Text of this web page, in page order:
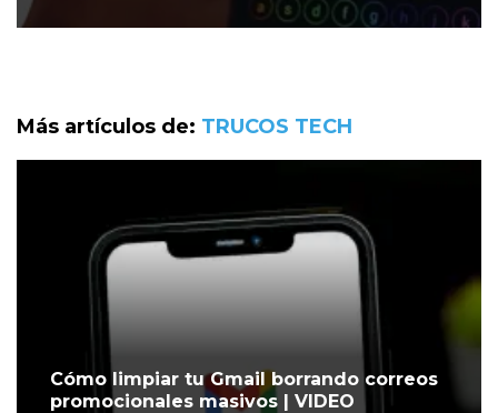
Más artículos de: TRUCOS TECH
Cómo limpiar tu Gmail borrando correos
promocionales masivos | VIDEO